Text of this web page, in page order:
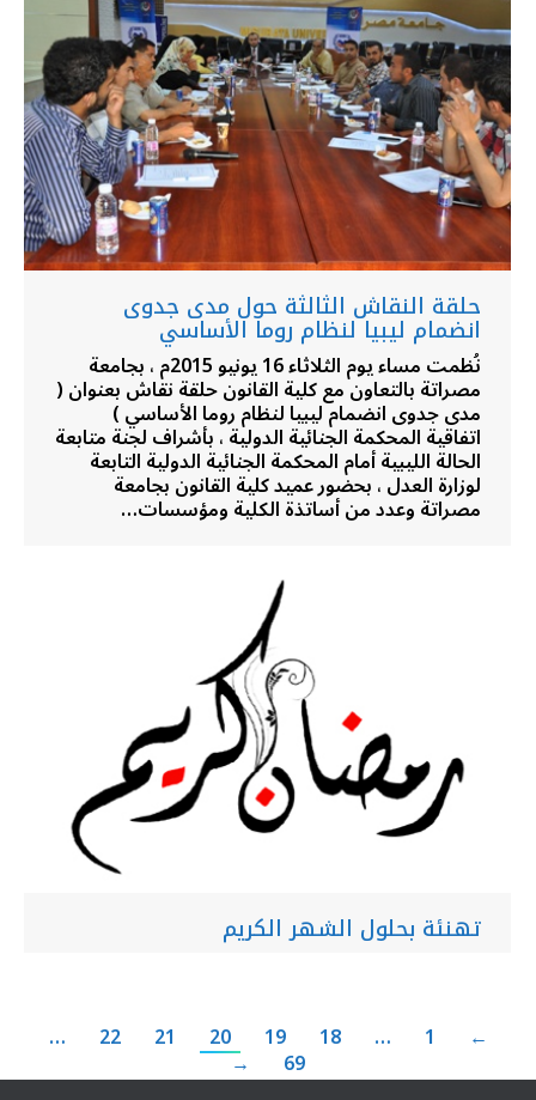
حلقة النقاش الثالثة حول مدى جدوى
انضمام ليبيا لنظام روما الأساسي
نُظمت مساء يوم الثلاثاء 16 يونيو 2015م ، بجامعة
مصراتة بالتعاون مع كلية القانون حلقة نقاش بعنوان (
مدى جدوى انضمام ليبيا لنظام روما الأساسي )
اتفاقية المحكمة الجنائية الدولية ، بأشراف لجنة متابعة
الحالة الليبية أمام المحكمة الجنائية الدولية التابعة
لوزارة العدل ، بحضور عميد كلية القانون بجامعة
مصراتة وعدد من أساتذة الكلية ومؤسسات…
تهنئة بحلول الشهر الكريم
←
1
…
18
19
20
21
22
…
69
→